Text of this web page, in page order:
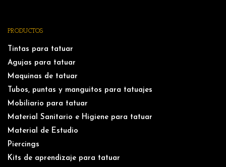
PRODUCTOS
Tintas para tatuar
Agujas para tatuar
Maquinas de tatuar
Tubos, puntas y manguitos para tatuajes
Mobiliario para tatuar
Material Sanitario e Higiene para tatuar
Material de Estudio
Piercings
Kits de aprendizaje para tatuar